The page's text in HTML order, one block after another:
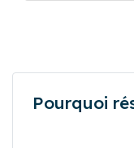
Pourquoi